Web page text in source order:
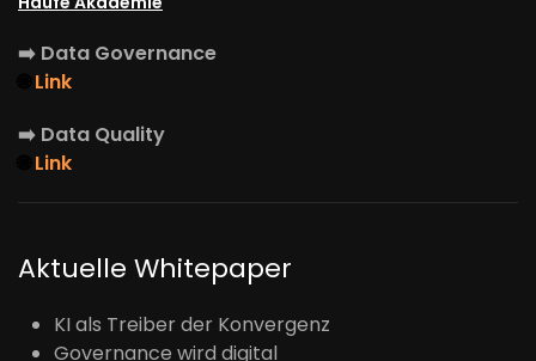
➡️ Data Governance
Link
➡️ Data Quality
Link
Aktuelle Whitepaper
KI als Treiber der Konvergenz
Governance wird digital